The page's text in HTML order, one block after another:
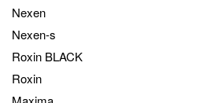
Nexen
Nexen-s
Roxin BLACK
Roxin